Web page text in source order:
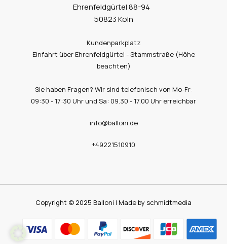
Ehrenfeldgürtel 88-94
50823 Köln
Kundenparkplatz
Einfahrt über Ehrenfeldgürtel - Stammstraße (Höhe
beachten)
Sie haben Fragen? Wir sind telefonisch von Mo-Fr:
09:30 - 17:30 Uhr und Sa: 09.30 - 17.00 Uhr erreichbar
info@balloni.de
+49221510910
Copyright © 2025 Balloni | Made by schmidtmedia